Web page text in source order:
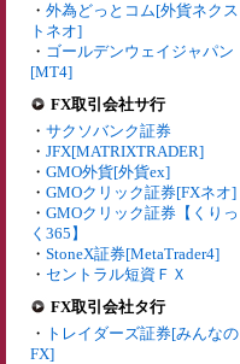
・ 外為どっとコム[外貨ネクス
トネオ]
・ ゴールデンウェイジャパン
[MT4]
FX取引会社サ行
・ サクソバンク証券
・ JFX[MATRIXTRADER]
・ GMO外貨[外貨ex]
・ GMOクリック証券[FXネオ]
・ GMOクリック証券【くりっ
く365】
・ StoneX証券[MetaTrader4]
・ セントラル短資ＦＸ
FX取引会社タ行
・ トレイダーズ証券[みんなの
FX]